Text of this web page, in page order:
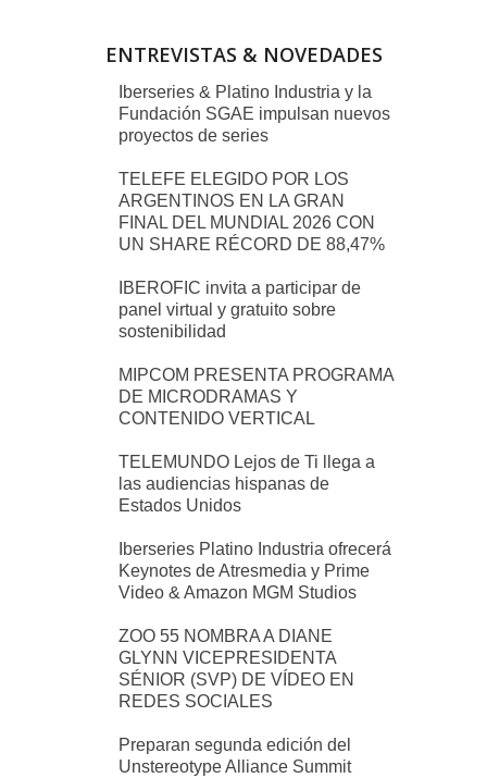
ENTREVISTAS & NOVEDADES
Iberseries & Platino Industria y la
Fundación SGAE impulsan nuevos
proyectos de series
TELEFE ELEGIDO POR LOS
ARGENTINOS EN LA GRAN
FINAL DEL MUNDIAL 2026 CON
UN SHARE RÉCORD DE 88,47%
IBEROFIC invita a participar de
panel virtual y gratuito sobre
sostenibilidad
MIPCOM PRESENTA PROGRAMA
DE MICRODRAMAS Y
CONTENIDO VERTICAL
TELEMUNDO Lejos de Ti llega a
las audiencias hispanas de
Estados Unidos
Iberseries Platino Industria ofrecerá
Keynotes de Atresmedia y Prime
Video & Amazon MGM Studios
ZOO 55 NOMBRA A DIANE
GLYNN VICEPRESIDENTA
SÉNIOR (SVP) DE VÍDEO EN
REDES SOCIALES
Preparan segunda edición del
Unstereotype Alliance Summit